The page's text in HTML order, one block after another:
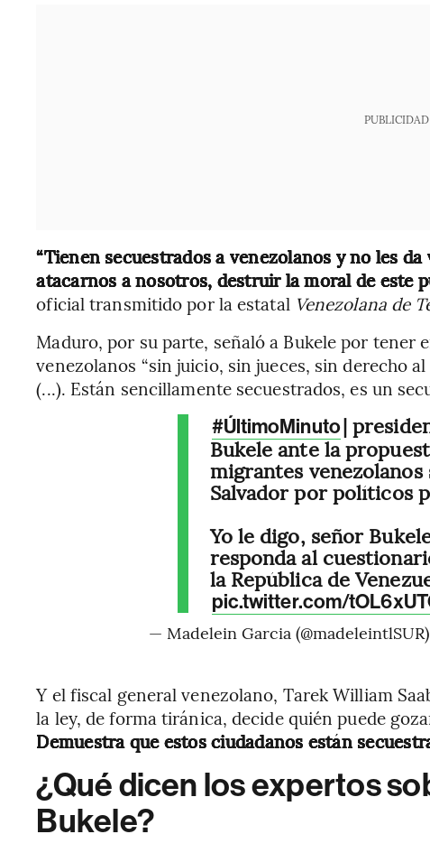
PUBLICIDAD
“Tienen secuestrados a venezolanos y no les
atacarnos a nosotros, destruir la moral de este
oficial transmitido por la estatal Venezolana de
Maduro, por su parte, señaló a Bukele por tener
venezolanos “sin juicio, sin jueces, sin derecho
(...). Están sencillamente secuestrados, es un
#ÚltimoMinuto|
Bukele ante la
migrantes
Salvador por políticos
Yo le digo, señor
responda al
la República de
pic.twitter.com/
— Madelein Garcia (@madeleintlSUR)
Y el fiscal general venezolano, Tarek William
la ley, de forma tiránica, decide quién puede
Demuestra que estos ciudadanos están
¿Qué dicen los expertos
Bukele?